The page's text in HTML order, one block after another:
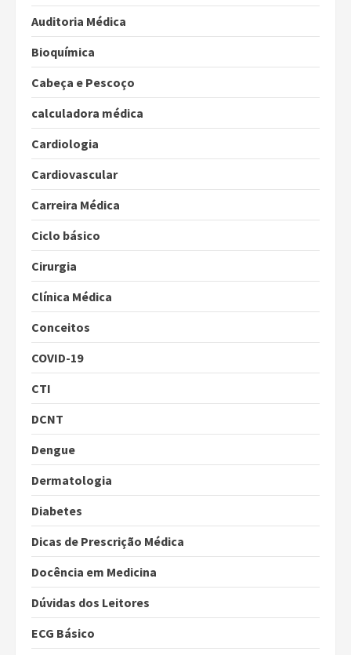
Auditoria Médica
Bioquímica
Cabeça e Pescoço
calculadora médica
Cardiologia
Cardiovascular
Carreira Médica
Ciclo básico
Cirurgia
Clínica Médica
Conceitos
COVID-19
CTI
DCNT
Dengue
Dermatologia
Diabetes
Dicas de Prescrição Médica
Docência em Medicina
Dúvidas dos Leitores
ECG Básico